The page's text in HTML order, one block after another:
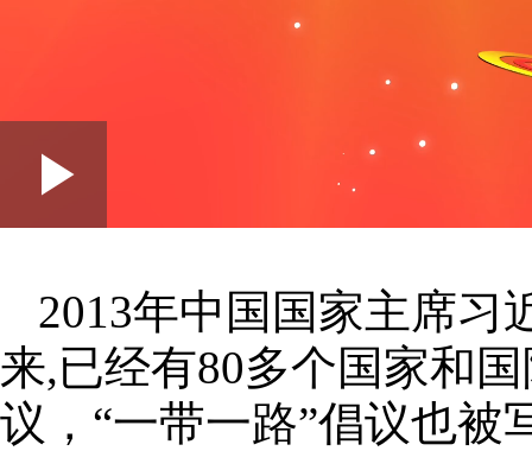
:
2013年中国国家主席习
来,已经有80多个国家和
议，“一带一路”倡议也被